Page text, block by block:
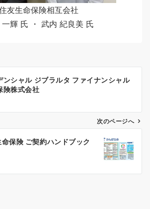
友生命保険相互会社
輝 氏 ・ 武内 紀良美 氏
ンシャル ジブラルタ ファイナンシャル
険株式会社
次のページへ
保険 ご契約ハンドブック